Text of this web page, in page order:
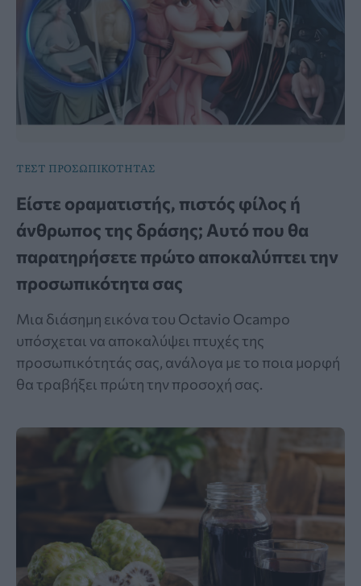
ΤΕΣΤ ΠΡΟΣΩΠΙΚΟΤΗΤΑΣ
Είστε οραματιστής, πιστός φίλος ή
άνθρωπος της δράσης; Αυτό που θα
παρατηρήσετε πρώτο αποκαλύπτει την
προσωπικότητα σας
Μια διάσημη εικόνα του Octavio Ocampo
υπόσχεται να αποκαλύψει πτυχές της
προσωπικότητάς σας, ανάλογα με το ποια μορφή
θα τραβήξει πρώτη την προσοχή σας.